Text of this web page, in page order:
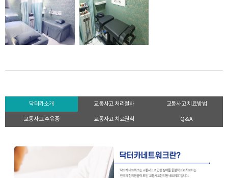
닥터카소개 교통사고 처리절차 교통사고 치료방법
교통사고 후유증 교통사고 치료원칙 Q&A